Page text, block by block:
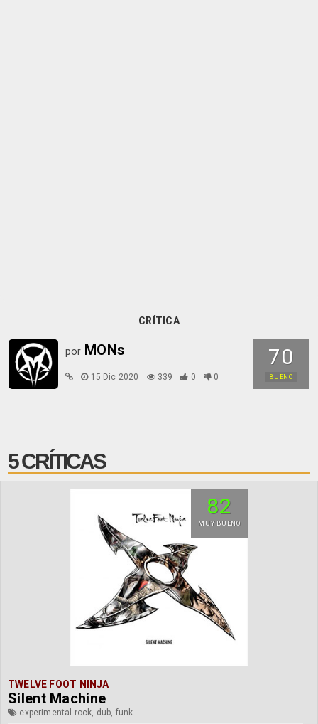
CRÍTICA
70
BUENO
por MONs
15 Dic 2020 339 0 0
5 CRÍTICAS
82
MUY BUENO
TWELVE FOOT NINJA
Silent Machine
experimental rock, dub, funk